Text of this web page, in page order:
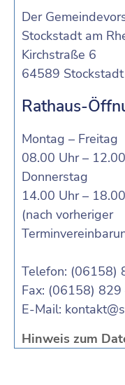
Der
Stockstadt am
Kirchstraße 6
64589
Rathaus-
Montag – Freitag
08.00 Uhr –
Donnerstag
14.00 Uhr –
(nach vorheriger
Telefon: (06158)
Fax: (06158) 829
E-Mail:
Hinweis zum